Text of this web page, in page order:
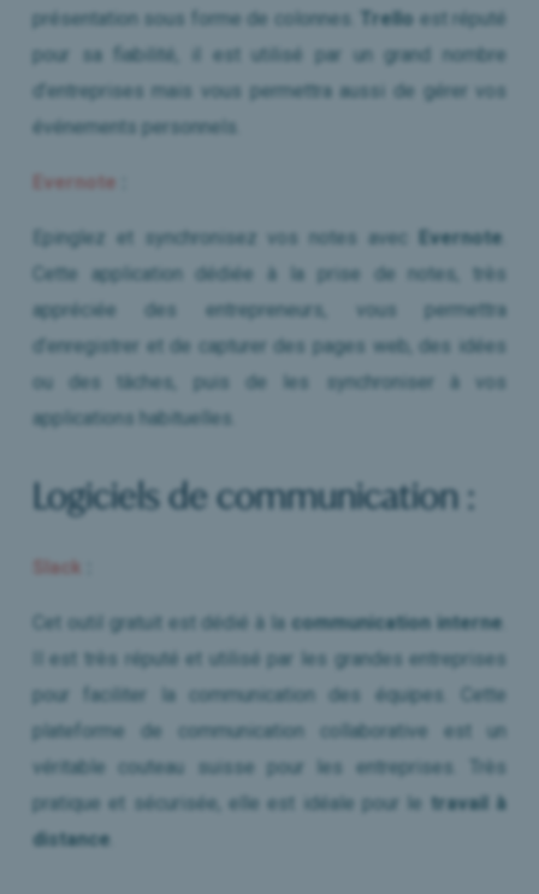
présentation sous forme de colonnes.
Trello est réputé
pour sa fiabilité, il est utilisé par un grand nombre
d’entreprises mais vous permettra aussi de gérer vos
événements personnels.
Evernote
Epinglez et synchronisez vos notes avec Evernote
Cette application dédiée à la prise de notes, très
appréciée des entrepreneurs, vous permettra
d’enregistrer et de capturer des pages web, des idées
ou des tâches, puis de les synchroniser à vos
applications habituelles.
Logiciels de communication :
Slack
Cet outil gratuit est dédié à la communication interne
Il est très réputé et utilisé par les grandes entreprises
pour faciliter la communication des équipes. Cette
plateforme de communication collaborative est un
véritable couteau suisse pour les entreprises. Très
pratique et sécurisée, elle est idéale pour le travail à
distance